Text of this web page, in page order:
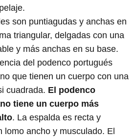
son puntiagudas y anchas en
triangular, delgadas con una
y más anchas en su base.
del podenco portugués
que tienen un cuerpo con una
cuadrada. El podenco
tiene un cuerpo más
. La espalda es recta y
lomo ancho y musculado. El